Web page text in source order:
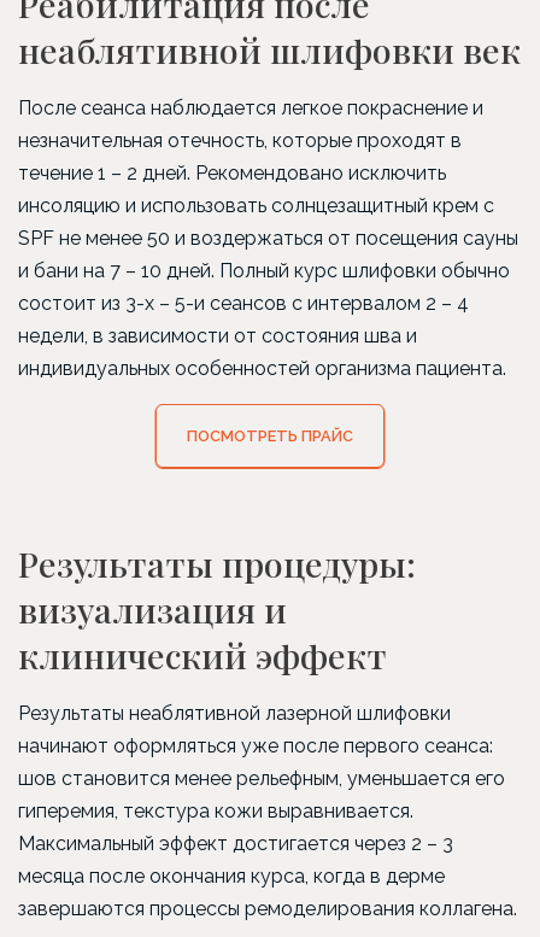
неаблятивной шлифовки век
После сеанса наблюдается легкое покраснение и
незначительная отечность, которые проходят в
течение 1 – 2 дней. Рекомендовано исключить
инсоляцию и использовать солнцезащитный крем с
SPF не менее 50 и воздержаться от посещения сауны
и бани на 7 – 10 дней. Полный курс шлифовки обычно
состоит из 3-х – 5-и сеансов с интервалом 2 – 4
недели, в зависимости от состояния шва и
индивидуальных особенностей организма пациента.
ПОСМОТРЕТЬ ПРАЙС
Результаты процедуры:
визуализация и
клинический эффект
Результаты неаблятивной лазерной шлифовки
начинают оформляться уже после первого сеанса:
шов становится менее рельефным, уменьшается его
гиперемия, текстура кожи выравнивается.
Максимальный эффект достигается через 2 – 3
месяца после окончания курса, когда в дерме
завершаются процессы ремоделирования коллагена.